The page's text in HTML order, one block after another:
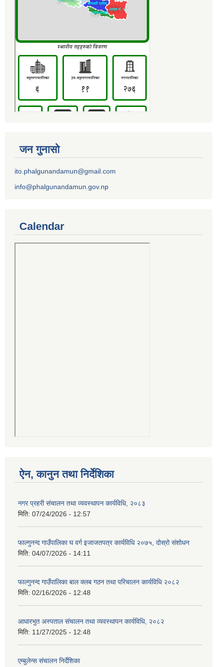
जन गुनासो
ito.phalgunandamun@gmail.com
info@phalgunandamun.gov.np
Calendar
ऐन, कानुन तथा निर्देशिका
नगर प्रहरी संचालन तथा व्यवस्थापन कार्यविधि, २०८३
मिति: 07/24/2026 - 12:57
फाल्गुनन्द गाउँपालिका घ वर्ग इजाजतपत्र कार्यविधि २०७५, दोस्रो संशोधन
मिति: 04/07/2026 - 14:11
फाल्गुनन्द गाउँपालिका बाल क्लब गठन तथा परिचालन कार्यविधि २०८२
मिति: 02/16/2026 - 12:48
आधारभुत अस्पताल संचालन तथा व्यवस्थापन कार्यविधि, २०८२
मिति: 11/27/2025 - 12:48
एम्बुलेन्स संचालन निर्देशिका